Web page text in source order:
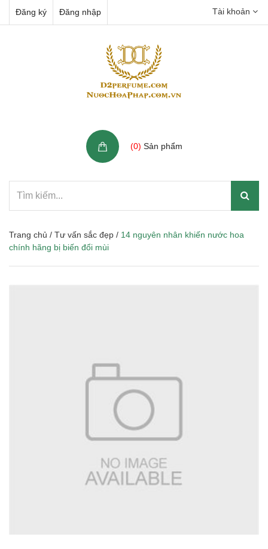
Đăng ký Đăng nhập Tài khoản
(0) Sản phẩm
Trang chủ / Tư vấn sắc đẹp / 14 nguyên nhân khiến nước hoa
chính hãng bị biến đổi mùi